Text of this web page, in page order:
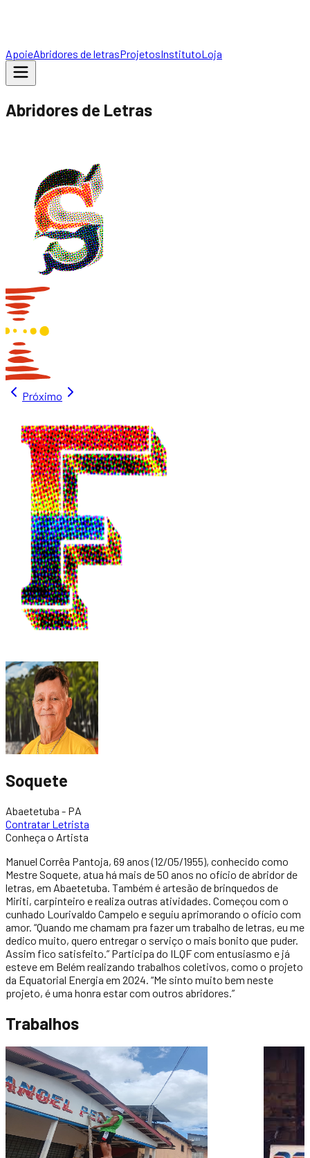
ApoieAbridores de letrasProjetosInstitutoLoja
Abridores de Letras
Próximo
Soquete
Abaetetuba - PA
Contratar Letrista
Conheça o Artista
Manuel Corrêa Pantoja, 69 anos (12/05/1955), conhecido como
Mestre Soquete, atua há mais de 50 anos no ofício de abridor de
letras, em Abaetetuba. Também é artesão de brinquedos de
Miriti, carpinteiro e realiza outras atividades. Começou com o
cunhado Lourivaldo Campelo e seguiu aprimorando o ofício com
amor. “Quando me chamam pra fazer um trabalho de letras, eu me
dedico muito, quero entregar o serviço o mais bonito que puder.
Assim fico satisfeito.” Participa do ILQF com entusiasmo e já
esteve em Belém realizando trabalhos coletivos, como o projeto
da Equatorial Energia em 2024. “Me sinto muito bem neste
projeto, é uma honra estar com outros abridores.”
Trabalhos